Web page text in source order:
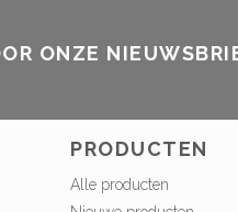
ONZE
PRODUCTEN
Alle producten